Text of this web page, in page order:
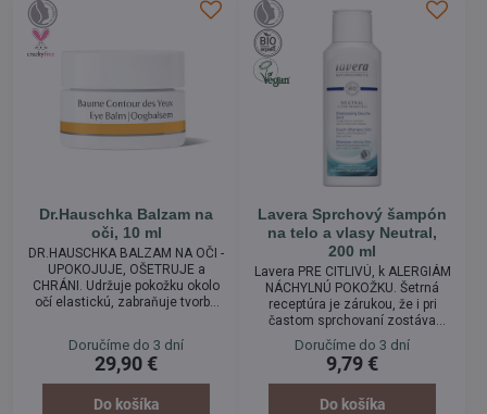
intenzívne premastia a pomôžu
Dr.Hauschka Balzam na
oči, 10 ml
DR.HAUSCHKA BALZAM NA OČI -
UPOKOJUJE, OŠETRUJE a
CHRÁNI. Udržuje pokožku okolo
očí elastickú, zabraňuje tvorbe
chráni citlivú pleť, zvlášť okolia
očí pred vonkajšími vplyvmi
prostredia a zabraňuje tiež
predčasnej tvorbe vrások.
Doručíme do 3 dní
29,90 €
Do košíka
Lavera Sprchový šampón
na telo a vlasy Neutral,
200 ml
Lavera PRE CITLIVÚ, k ALERGIÁM
NÁCHYLNÚ POKOŽKU. Šetrná
receptúra je zárukou, že i pri
častom sprchovaní zostáva
alergická a extrémne citlivá
pokožka hebká a jemná. Šetrné
zloženie sprchového šampónu
ocení najmä citlivá a k alergiám
náchylnú pokožka. Prírodné
Doručíme do 3 dní
9,79 €
Do košíka